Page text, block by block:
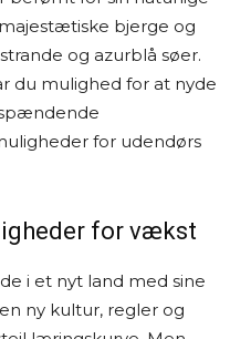
bjerge og
og azurblå søer.
du mulighed for at nyde
for udendørs
for vækst
i et nyt land med sine
ny kultur, regler og